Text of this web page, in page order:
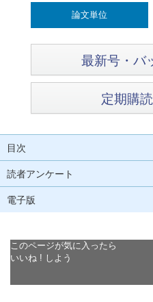
論文単位
最新号・バ
定期購
目次
読者アンケート
電子版
このページが気に入ったら
いいね ! しよう